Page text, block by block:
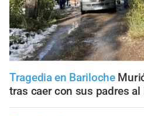
Tragedia en Bariloche
tras caer con sus padres al